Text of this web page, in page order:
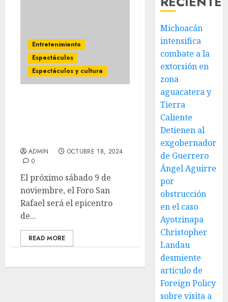
Entretenimiento
Espectáculos
Espectáculos y cultura
ADMIN
OCTUBRE 18, 2024
0
El próximo sábado 9 de
noviembre, el Foro San
Rafael será el epicentro
de...
READ MORE
Michoacán
intensifica
combate a la
extorsión en
zona
aguacatera y
Tierra
Caliente
Detienen al
exgobernador
de Guerrero
Ángel Aguirre
por
obstrucción
en el caso
Ayotzinapa
Christopher
Landau
desmiente
artículo de
Foreign Policy
sobre visita a